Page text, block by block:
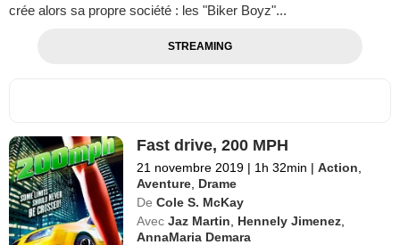
crée alors sa propre société : les "Biker Boyz"...
STREAMING
Fast drive, 200 MPH
21 novembre 2019 | 1h 32min | Action
Aventure Drame
De Cole S. McKay
Avec Jaz Martin Hennely Jimenez
AnnaMaria Demara